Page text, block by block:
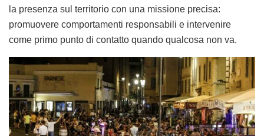
la presenza sul territorio con una missione precisa:
promuovere comportamenti responsabili e intervenire
come primo punto di contatto quando qualcosa non va.